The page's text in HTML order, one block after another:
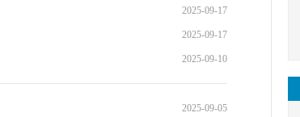
2025-09-17
2025-09-17
2025-09-10
2025-09-05